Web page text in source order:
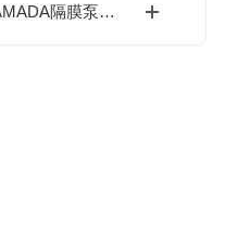
日本山田YAMADA隔膜泵配件脉动阻尼器-成都藤田科技提供